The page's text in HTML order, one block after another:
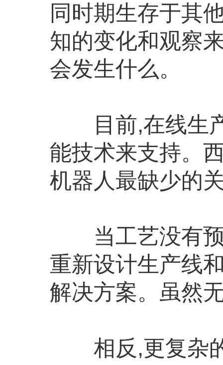
同时期生存于其
知的变化和观察
会发生什么。
目前,在线生产
能技术来支持。
机器人最缺少的
当工艺没有预
重新设计生产线
解决方案。虽然
相反,更复杂的